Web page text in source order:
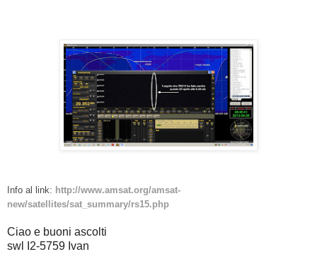
Info al link: http://www.amsat.org/amsat-
new/satellites/sat_summary/rs15.php
Ciao e buoni ascolti
swl I2-5759 Ivan